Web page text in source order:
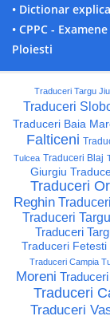
• Dictionar
• CPPC -
Ploiesti
Traduceri Targu Jiu
Traduceri
Traduceri Baia
Falticeni
Tulcea Traduceri Blaj
Giurgiu
Traduceri
Reghin
Traduceri
Traduceri
Traduceri Fetesti
Traduceri Campia
Moreni
Traduceri
Traduceri